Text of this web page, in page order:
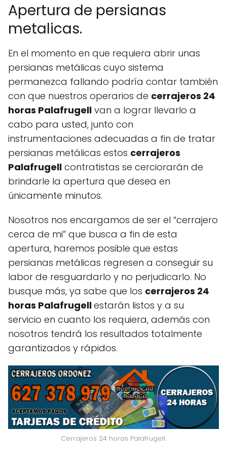
Apertura de persianas
metalicas.
En el momento en que requiera abrir unas
persianas metálicas cuyo sistema
permanezca fallando podría contar también
con que nuestros operarios de cerrajeros 24
horas Palafrugell van a lograr llevarlo a
cabo para usted, junto con
instrumentaciones adecuadas a fin de tratar
persianas metálicas estos cerrajeros
Palafrugell contratistas se cerciorarán de
brindarle la apertura que desea en
únicamente minutos.
Nosotros nos encargamos de ser el “cerrajero
cerca de mi” que busca a fin de esta
apertura, haremos posible que estas
persianas metálicas regresen a conseguir su
labor de resguardarlo y no perjudicarlo. No
busque más, ya sabe que los cerrajeros 24
horas Palafrugellestarán listos y a su
servicio en cuanto los requiera, además con
nosotros tendrá los resultados totalmente
garantizados y rápidos.
Cerrajeros 24 horas Palafrugell.